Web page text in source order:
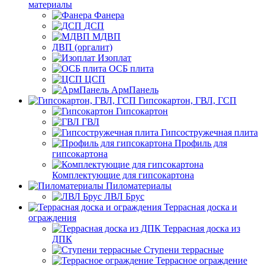
материалы
Фанера
ДСП
МДВП
ДВП (оргалит)
Изоплат
ОСБ плита
ЦСП
АрмПанель
Гипсокартон, ГВЛ, ГСП
Гипсокартон
ГВЛ
Гипсостружечная плита
Профиль для
гипсокартона
Комплектующие для гипсокартона
Пиломатериалы
ЛВЛ Брус
Террасная доска и
ограждения
Террасная доска из
ДПК
Ступени террасные
Террасное ограждение